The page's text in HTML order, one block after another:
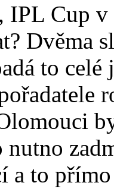
IPL Cup
Dvěma
to celé
nutno
a to